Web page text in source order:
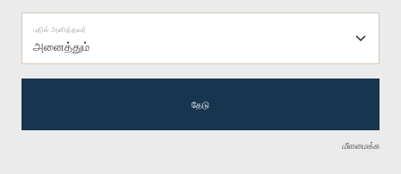
அனைத்தும்
பதில் அளித்தவர்
தேடு
மீளமைக்க